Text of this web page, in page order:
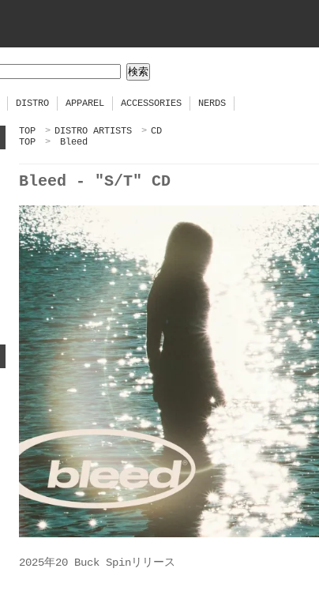
DISTRO APPAREL ACCESSORIES NERDS
TOP > DISTRO ARTISTS > CD
TOP
> Bleed
Bleed - "S/T" CD
2025年20 Buck Spinリリース